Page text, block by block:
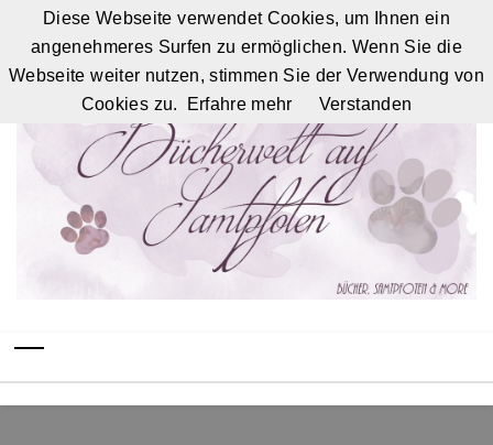
Diese Webseite verwendet Cookies, um Ihnen ein
angenehmeres Surfen zu ermöglichen. Wenn Sie die
Webseite weiter nutzen, stimmen Sie der Verwendung von
Cookies zu.
Erfahre mehr Verstanden